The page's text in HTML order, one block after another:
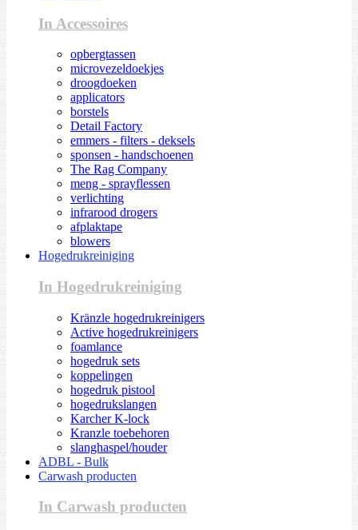
In Accessoires
opbergtassen
microvezeldoekjes
droogdoeken
applicators
borstels
Detail Factory
emmers - filters - deksels
sponsen - handschoenen
The Rag Company
meng - sprayflessen
verlichting
infrarood drogers
afplaktape
blowers
Hogedrukreiniging
In Hogedrukreiniging
Kränzle hogedrukreinigers
Active hogedrukreinigers
foamlance
hogedruk sets
koppelingen
hogedruk pistool
hogedrukslangen
Karcher K-lock
Kranzle toebehoren
slanghaspel/houder
ADBL - Bulk
Carwash producten
In Carwash producten